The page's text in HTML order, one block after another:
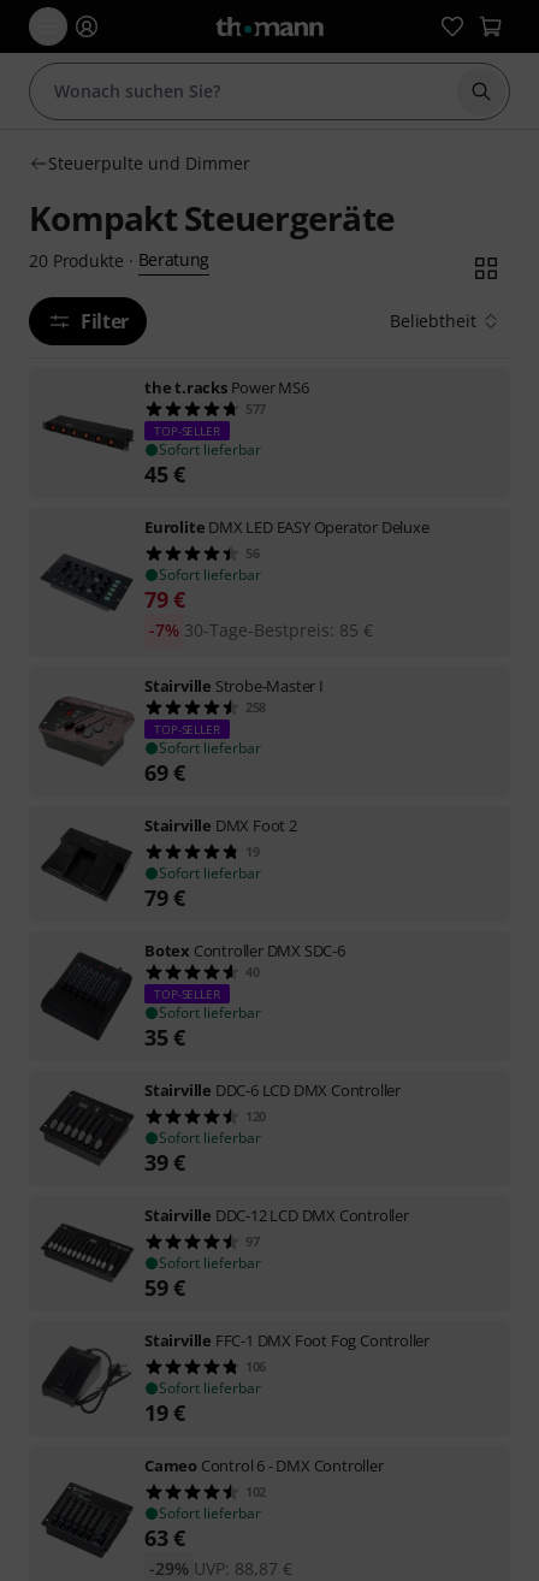
Suche
Steuerpulte und Dimmer
Kompakt Steuergeräte
20 Produkte · Beratung
Filter Beliebtheit
the t.racks Power MS6
577
TOP-SELLER
Sofort lieferbar
45€
Eurolite DMX LED EASY Operator Deluxe
56
Sofort lieferbar
79€
30-Tage-Bestpreis: 85 €
-7%
Stairville Strobe-Master I
258
TOP-SELLER
Sofort lieferbar
69€
Stairville DMX Foot 2
19
Sofort lieferbar
79€
Botex Controller DMX SDC-6
40
TOP-SELLER
Sofort lieferbar
35€
Stairville DDC-6 LCD DMX Controller
120
Sofort lieferbar
39€
Stairville DDC-12 LCD DMX Controller
97
Sofort lieferbar
59€
Stairville FFC-1 DMX Foot Fog Controller
106
Sofort lieferbar
19€
Cameo Control 6 - DMX Controller
102
Sofort lieferbar
63€
UVP: 88,87 €
-29%